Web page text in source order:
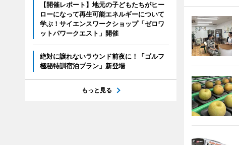
【開催レポート】地元の子どもたちがヒー
ローになって再生可能エネルギーについて
学ぶ！サイエンスワークショップ「ゼロワ
ットパワークエスト」開催
絶対に譲れないラウンド前夜に！「ゴルフ
極秘特訓宿泊プラン」新登場
もっと見る